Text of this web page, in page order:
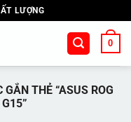
LƯỢNG
0
THẺ “ASUS ROG